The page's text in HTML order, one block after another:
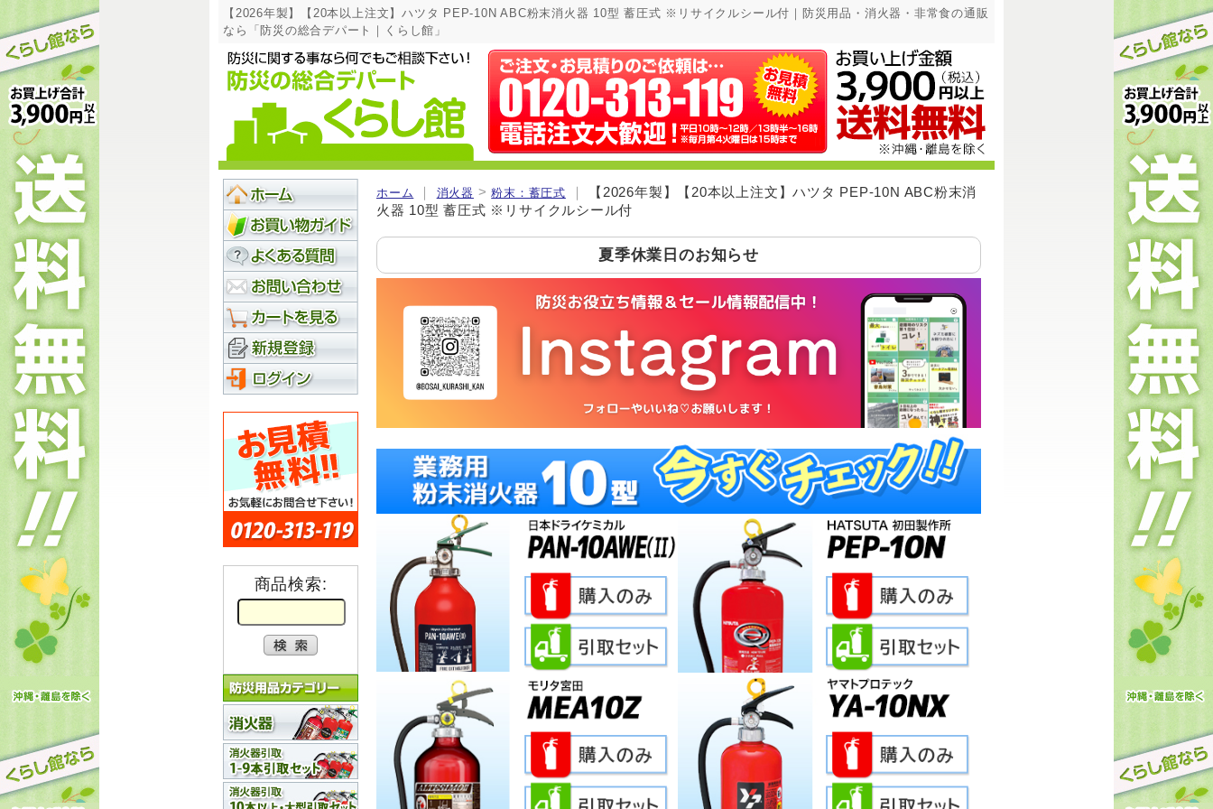
【2026年製】【20本以上注文】ハツタ PEP-10N ABC粉末消火器 10型 蓄圧式 ※リサイクルシール付｜防災用品・消火器・非常食の通販
なら「防災の総合デパート｜くらし館」
商品検索:
ホーム ｜ 消火器 >粉末：蓄圧式 ｜
【2026年製】【20本以上注文】ハツタ PEP-10N ABC粉末消
火器 10型 蓄圧式 ※リサイクルシール付
夏季休業日のお知らせ